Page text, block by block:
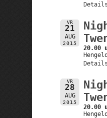
VR
21
AUG
2015
20.00
VR
28
AUG
2015
20.00